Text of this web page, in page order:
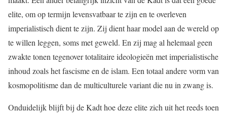
elite, om op termijn levensvatbaar te zijn en te overleven
imperialistisch dient te zijn. Zij dient haar model aan de wereld op
te willen leggen, soms met geweld. En zij mag al helemaal geen
zwakte tonen tegenover totalitaire ideologieën met imperialistische
inhoud zoals het fascisme en de islam. Een totaal andere vorm van
kosmopolitisme dan de multiculturele variant die nu in zwang is.
Onduidelijk blijft bij de Kadt hoe deze elite zich uit het reeds toen